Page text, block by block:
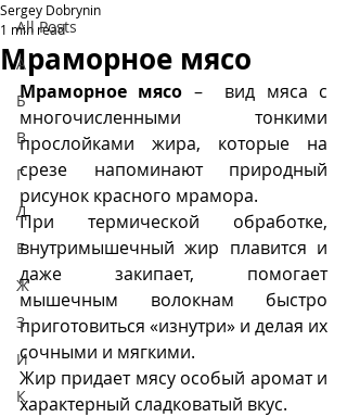
All Posts
А
Б
В
Г
Д
Е
Ж
З
И
К
Мраморное мясо
Sergey Dobrynin
1 min read
Мраморное мясо –  вид мяса с
многочисленными тонкими
прослойками жира, которые на
срезе напоминают природный
рисунок красного мрамора.
При термической обработке,
внутримышечный жир плавится и
даже закипает, помогает
мышечным волокнам быстро
приготовиться «изнутри» и делая их
сочными и мягкими.
Жир придает мясу особый аромат и
характерный сладковатый вкус.